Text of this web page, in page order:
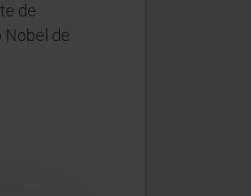
de
Nobel de